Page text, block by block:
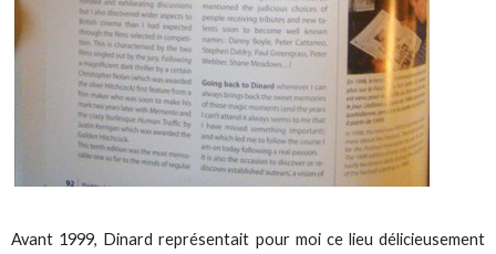
Avant 1999, Dinard représentait pour moi ce lieu délicieusement